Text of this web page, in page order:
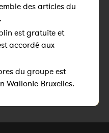
des articles du
est gratuite et
accordé aux
du groupe est
Wallonie-Bruxelles.